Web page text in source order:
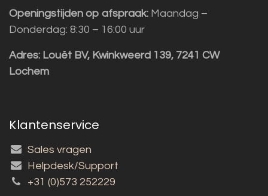
Openingstijden op afspraak: Maandag –
Donderdag: 8:30 – 16:00 uur
Adres: Louët BV, Kwinkweerd 139, 7241 CW
Lochem
Klantenservice
Sales vragen
Helpdesk/Support
+31 (0)573 252229